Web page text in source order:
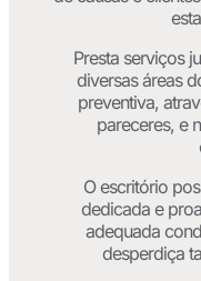
Presta serviços
diversas áreas
preventiva,
pareceres, e
O escritório
dedicada e
adequada
desperdiça